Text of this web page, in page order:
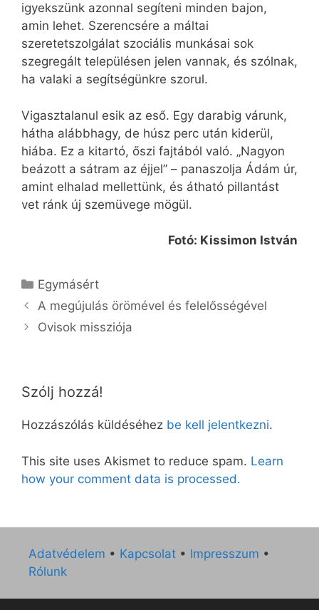
igyekszünk azonnal segíteni minden bajon,
amin lehet. Szerencsére a máltai
szeretetszolgálat szociális munkásai sok
szegregált településen jelen vannak, és szólnak,
ha valaki a segítségünkre szorul.
Vigasztalanul esik az eső. Egy darabig várunk,
hátha alábbhagy, de húsz perc után kiderül,
hiába. Ez a kitartó, őszi fajtából való. „Nagyon
beázott a sátram az éjjel” – panaszolja Ádám úr,
amint elhalad mellettünk, és átható pillantást
vet ránk új szemüvege mögül.
Fotó: Kissimon István
Kategória
Egymásért
A megújulás örömével és felelősségével
Ovisok missziója
Szólj hozzá!
Hozzászólás küldéséhez be kell jelentkezni.
This site uses Akismet to reduce spam. Learn
how your comment data is processed.
Adatvédelem • Kapcsolat • Impresszum •
Rólunk